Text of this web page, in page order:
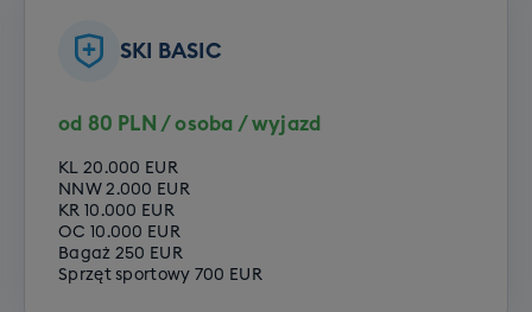
wyjazd zadeklaruj jeden z poniższych
poziomów Twojego zaawansowania:
Opcje do wyboru:
Poziom zero
Poziom początkujący
Poziom średniozaawansowany
Poziom zaawansowany
zależy od liczby zapisów i mamy prawo odwołania
będzie w języku angielskim) w przypadku
niewystarczającej liczby chętnych.
Opcje do wyboru:
Szkolenie narciarskie
Szkolenie snowboardowe
SKI BASIC
od 80 PLN / osoba / wyjazd
KL 20.000 EUR
NNW 2.000 EUR
KR 10.000 EUR
OC 10.000 EUR
Bagaż 250 EUR
Sprzęt sportowy 700 EUR